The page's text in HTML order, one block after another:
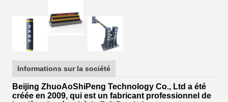
Informations sur la société
Beijing ZhuoAoShiPeng Technology Co., Ltd a été
créée en 2009, qui est un fabricant professionnel de